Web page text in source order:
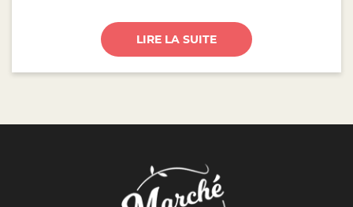
LIRE LA SUITE